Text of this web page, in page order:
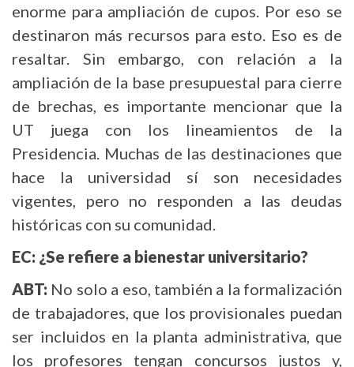
enorme para ampliación de cupos. Por eso se
destinaron más recursos para esto. Eso es de
resaltar. Sin embargo, con relación a la
ampliación de la base presupuestal para cierre
de brechas, es importante mencionar que la
UT juega con los lineamientos de la
Presidencia. Muchas de las destinaciones que
hace la universidad sí son necesidades
vigentes, pero no responden a las deudas
históricas con su comunidad.
EC: ¿Se refiere a bienestar universitario?
ABT: No solo a eso, también a la formalización
de trabajadores, que los provisionales puedan
ser incluidos en la planta administrativa, que
los profesores tengan concursos justos y,